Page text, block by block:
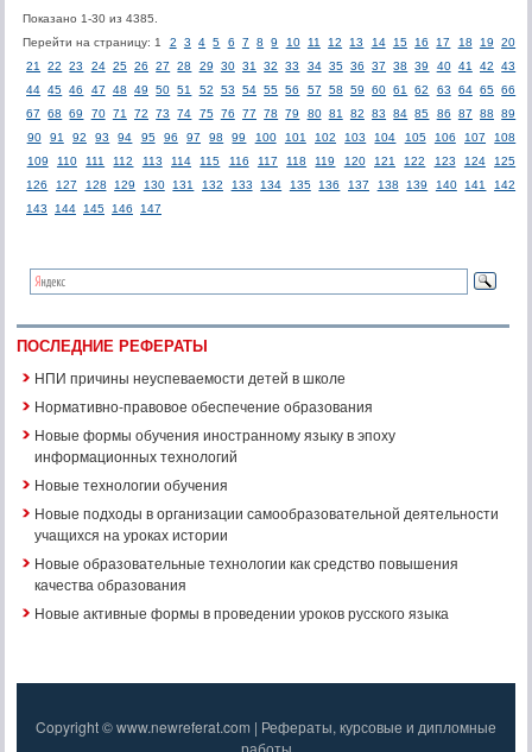
Показано 1-30 из 4385.
Перейти на страницу: 1 2 3 4 5 6 7 8 9 10 11 12 13 14 15 16 17 18 19
20
21
22 23 24 25 26 27 28 29 30 31 32 33 34 35 36 37 38 39 40 41 42
43
44 45 46 47 48 49 50 51 52 53 54 55 56 57 58 59 60 61 62 63 64 65 66
67
68 69 70 71 72 73 74 75 76 77 78 79 80 81 82 83 84 85 86 87 88
89
90
91 92 93 94 95 96 97 98 99 100 101 102 103 104 105 106 107
108
109
110 111 112 113 114 115 116 117 118 119 120 121 122 123 124
125
126
127 128 129 130 131 132 133 134 135 136 137 138 139 140 141
142
143
144 145 146 147
ПОСЛЕДНИЕ РЕФЕРАТЫ
НПИ причины неуспеваемости детей в школе
Нормативно-правовое обеспечение образования
Новые формы обучения иностранному языку в эпоху
информационных технологий
Новые технологии обучения
Новые подходы в организации самообразовательной деятельности
учащихся на уроках истории
Новые образовательные технологии как средство повышения
качества образования
Новые активные формы в проведении уроков русского языка
Copyright © www.newreferat.com | Рефераты, курсовые и дипломные
работы